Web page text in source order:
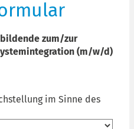
zum/zur
(m/w/d)
im Sinne des